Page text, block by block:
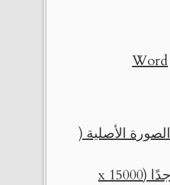
Word
الصورة الأصلية (
نسخة كبيرة جدًا (15000 x